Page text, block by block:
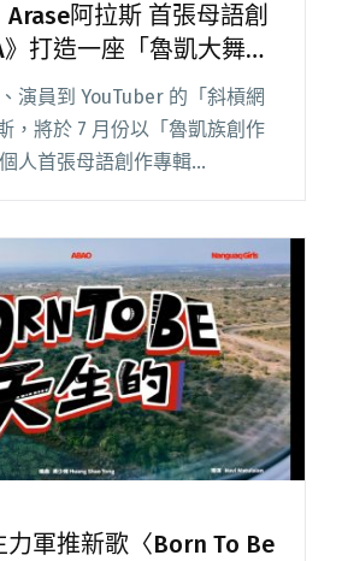
Arase阿拉斯 首張母語創
打造一座「魯凱大舞
演員到 YouTuber 的「斜槓網
，將於 7 月份以「魯凱族創作
人首張母語創作專輯
16）日搶先釋出首波單曲〈快
紅」Arase阿拉斯 首張母語創作
一座「魯凱大舞廳」！"
力軍推新歌〈Born To Be